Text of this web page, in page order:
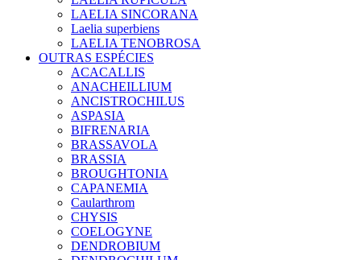
LAELIA SINCORANA
Laelia superbiens
LAELIA TENOBROSA
OUTRAS ESPÉCIES
ACACALLIS
ANACHEILLIUM
ANCISTROCHILUS
ASPASIA
BIFRENARIA
BRASSAVOLA
BRASSIA
BROUGHTONIA
CAPANEMIA
Caularthrom
CHYSIS
COELOGYNE
DENDROBIUM